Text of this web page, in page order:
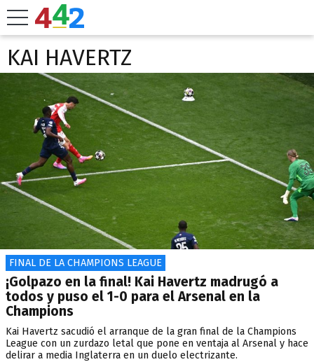
KAI HAVERTZ
FINAL DE LA CHAMPIONS LEAGUE
¡Golpazo en la final! Kai Havertz madrugó a
todos y puso el 1-0 para el Arsenal en la
Champions
Kai Havertz sacudió el arranque de la gran final de la Champions
League con un zurdazo letal que pone en ventaja al Arsenal y hace
delirar a media Inglaterra en un duelo electrizante.